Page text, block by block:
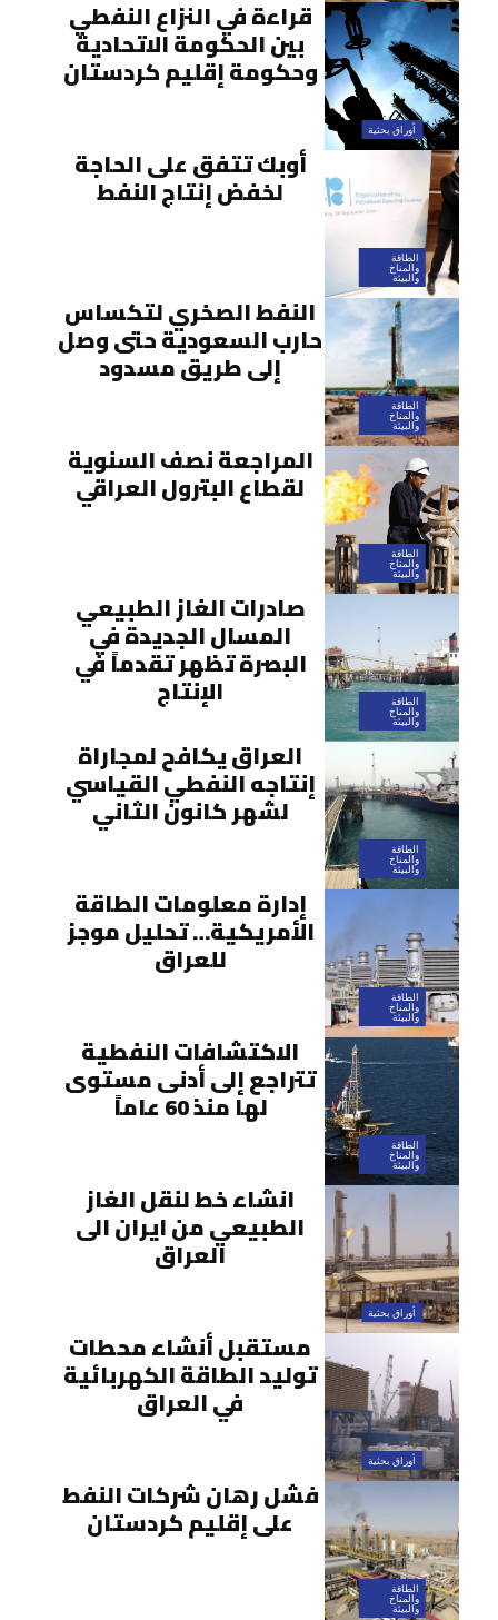
أوراق بحثية
قراءة في النزاع النفطي
بين الحكومة الاتحادية
وحكومة إقليم كردستان
الطاقة
والمناخ
والبيئة
أوبك تتفق على الحاجة
لخفض إنتاج النفط
الطاقة
والمناخ
والبيئة
النفط الصخري لتكساس
حارب السعودية حتى وصل
إلى طريق مسدود
الطاقة
والمناخ
والبيئة
المراجعة نصف السنوية
لقطاع البترول العراقي
الطاقة
والمناخ
والبيئة
صادرات الغاز الطبيعي
المسال الجديدة في
البصرة تظهر تقدماً في
الإنتاج
الطاقة
والمناخ
والبيئة
العراق يكافح لمجاراة
إنتاجه النفطي القياسي
لشهر كانون الثاني
الطاقة
والمناخ
والبيئة
إدارة معلومات الطاقة
الأمريكية… تحليل موجز
للعراق
الطاقة
والمناخ
والبيئة
الاكتشافات النفطية
تتراجع إلى أدنى مستوى
لها منذ 60 عاماً
أوراق بحثية
انشاء خط لنقل الغاز
الطبيعي من ايران الى
العراق
أوراق بحثية
مستقبل أنشاء محطات
توليد الطاقة الكهربائية
في العراق
الطاقة
والمناخ
والبيئة
فشل رهان شركات النفط
على إقليم كردستان